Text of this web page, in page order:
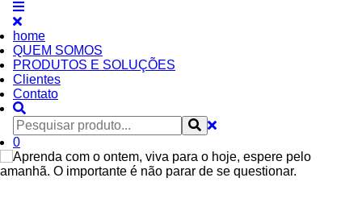
home
QUEM SOMOS
PRODUTOS E SOLUÇÕES
Clientes
Contato
0